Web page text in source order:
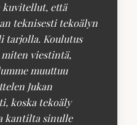
kuvitellut, että
teknisesti tekoälyn
tarjolla. Koulutus
viestintä,
muuttuu
Jukan
koska tekoäly
kantilta sinulle